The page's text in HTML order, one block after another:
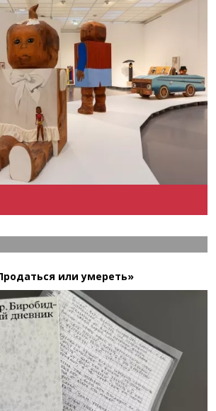
или умереть»